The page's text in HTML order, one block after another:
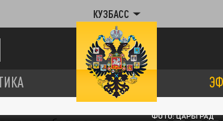
КУЗБАСС
ФОТО: ЦАРЬГРАД